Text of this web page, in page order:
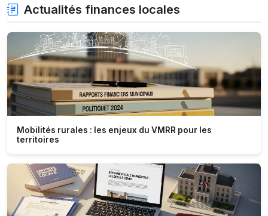
Actualités finances locales
Mobilités rurales : les enjeux du VMRR pour les
territoires